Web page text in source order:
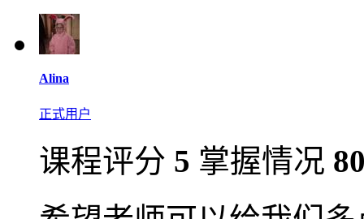
Alina
正式用户
课程评分 5 掌握情况